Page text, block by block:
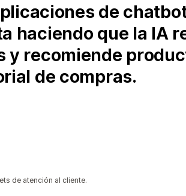
de
haciendo que la IA
y recomiende
de compras.
de atención al cliente.